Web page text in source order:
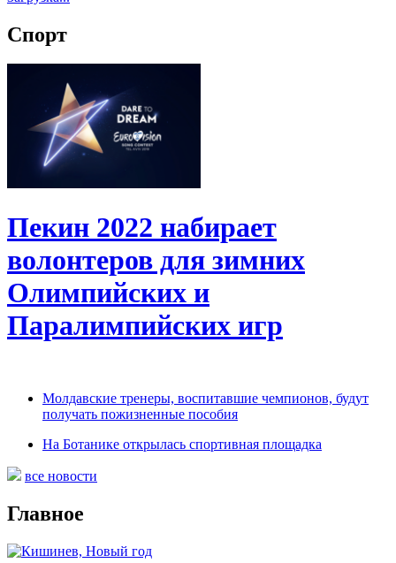
Спорт
Пекин 2022 набирает
волонтеров для зимних
Олимпийских и
Паралимпийских игр
Молдавские тренеры, воспитавшие чемпионов, будут
получать пожизненные пособия
На Ботанике открылась спортивная площадка
все новости
Главное